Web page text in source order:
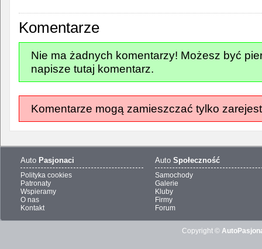
Komentarze
Nie ma żadnych komentarzy! Możesz być
napisze tutaj komentarz.
Komentarze mogą zamieszczać tylko
Auto Pasjonaci
Polityka cookies
Patronaty
Wspieramy
O nas
Kontakt
Auto Społeczność
Samochody
Galerie
Kluby
Firmy
Forum
Copyright ©